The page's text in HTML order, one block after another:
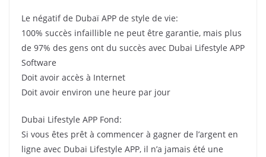
Le négatif de Dubaï APP de style de vie:
100% succès infaillible ne peut être garantie, mais plus
de 97% des gens ont du succès avec Dubai Lifestyle APP
Software
Doit avoir accès à Internet
Doit avoir environ une heure par jour
Dubai Lifestyle APP Fond:
Si vous êtes prêt à commencer à gagner de l’argent en
ligne avec Dubai Lifestyle APP, il n’a jamais été une